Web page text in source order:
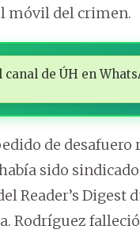
móvil del crimen.
de ÚH en
de
sido
Reader’s
Rodríguez